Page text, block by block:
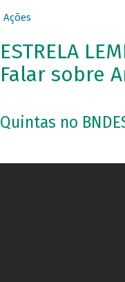
Ações
ESTRELA
Falar sobre
Quintas no